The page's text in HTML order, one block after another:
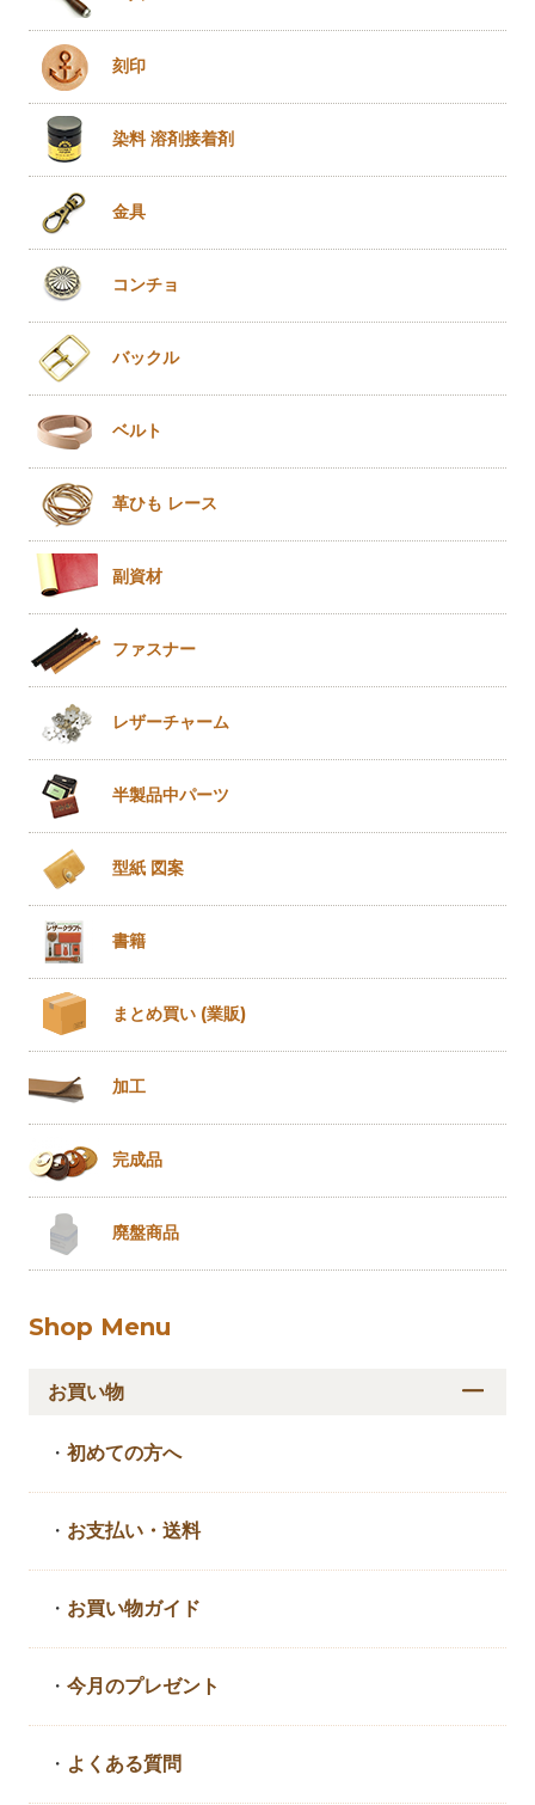
刻印
染料 溶剤接着剤
金具
コンチョ
バックル
ベルト
革ひも レース
副資材
ファスナー
レザーチャーム
半製品中パーツ
型紙 図案
書籍
まとめ買い (業販)
加工
完成品
廃盤商品
Shop Menu
お買い物
・初めての方へ
・ お支払い・送料
・ お買い物ガイド
・今月のプレゼント
・ よくある質問